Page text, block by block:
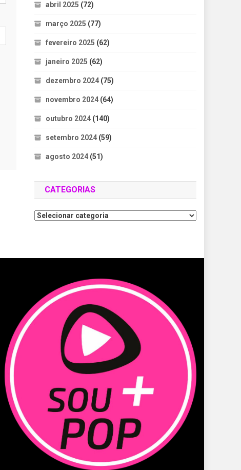
abril 2025 (72)
março 2025 (77)
fevereiro 2025 (62)
janeiro 2025 (62)
dezembro 2024 (75)
novembro 2024 (64)
outubro 2024 (140)
setembro 2024 (59)
agosto 2024 (51)
CATEGORIAS